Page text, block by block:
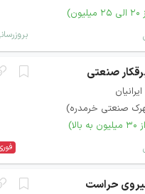
صنعتی
صنعتی خرمدره)
بالا)
حراست